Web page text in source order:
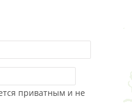
приватным и не